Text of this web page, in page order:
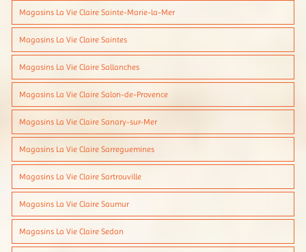
Magasins La Vie Claire Sainte-Marie-la-Mer
Magasins La Vie Claire Saintes
Magasins La Vie Claire Sallanches
Magasins La Vie Claire Salon-de-Provence
Magasins La Vie Claire Sanary-sur-Mer
Magasins La Vie Claire Sarreguemines
Magasins La Vie Claire Sartrouville
Magasins La Vie Claire Saumur
Magasins La Vie Claire Sedan